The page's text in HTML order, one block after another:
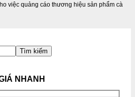
việc quảng cáo thương hiệu sản phẩm cà
Tìm kiếm
NHANH